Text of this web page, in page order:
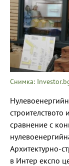
Снимка:
сравнение с
Архитектурно-
в Интер експо